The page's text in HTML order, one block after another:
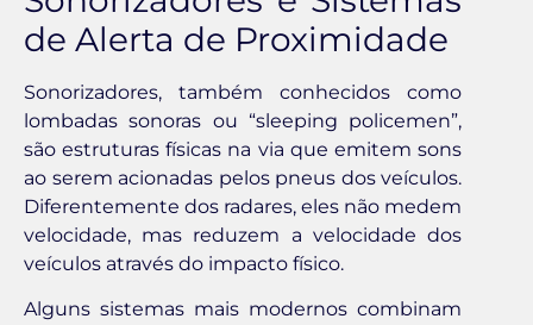
de Alerta de Proximidade
Sonorizadores, também conhecidos como
lombadas sonoras ou “sleeping policemen”,
são estruturas físicas na via que emitem sons
ao serem acionadas pelos pneus dos veículos.
Diferentemente dos radares, eles não medem
velocidade, mas reduzem a velocidade dos
veículos através do impacto físico.
Alguns sistemas mais modernos combinam